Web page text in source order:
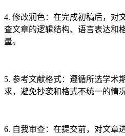
4. 修改润色：在完成初稿后，对
查文章的逻辑结构、语言表达和
量。
5. 参考文献格式：遵循所选学术
求，避免抄袭和格式不统一的情况
6. 自我审查：在提交前，对文章